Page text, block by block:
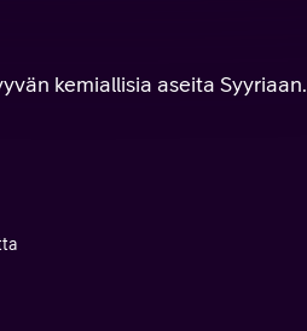
kemiallisia aseita Syyriaan.